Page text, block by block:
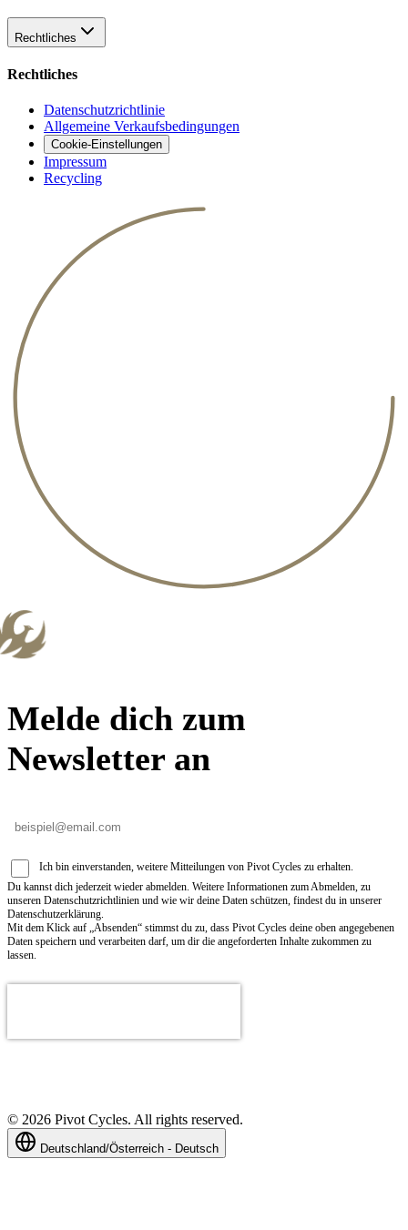
Rechtliches
Rechtliches
Datenschutzrichtlinie
Allgemeine Verkaufsbedingungen
Cookie-Einstellungen
Impressum
Recycling
Melde dich zum
Newsletter an
Ich bin einverstanden, weitere Mitteilungen von Pivot Cycles zu erhalten.
Du kannst dich jederzeit wieder abmelden. Weitere Informationen zum Abmelden, zu
unseren Datenschutzrichtlinien und wie wir deine Daten schützen, findest du in unserer
Datenschutzerklärung.
Mit dem Klick auf „Absenden“ stimmst du zu, dass Pivot Cycles deine oben angegebenen
Daten speichern und verarbeiten darf, um dir die angeforderten Inhalte zukommen zu
lassen.
© 2026 Pivot Cycles. All rights reserved.
Deutschland/Österreich - Deutsch